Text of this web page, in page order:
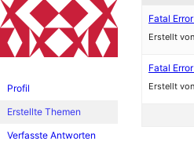
Profil
Erstellte Themen
Verfasste Antworten
Fatal
Erstellt
Fatal
Erstellt